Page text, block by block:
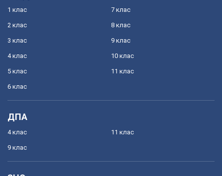
1 клас
2 клас
3 клас
4 клас
5 клас
6 клас
7 клас
8 клас
9 клас
10 клас
11 клас
ДПА
4 клас
9 клас
11 клас